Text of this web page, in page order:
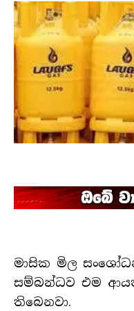
මාසික මිල
සම්බන්ධව එම
තිබෙනවා.